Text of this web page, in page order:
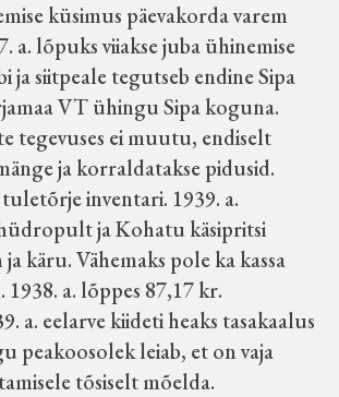
küsimus päevakorda varem
a. lõpuks viiakse juba ühinemise
ja siitpeale tegutseb endine Sipa
VT ühingu Sipa koguna.
tegevuses ei muutu, endiselt
ja korraldatakse pidusid.
inventari. 1939. a.
ja Kohatu käsipritsi
käru. Vähemaks pole ka kassa
1938. a. lõppes 87,17 kr.
a. eelarve kiideti heaks tasakaalus
peakoosolek leiab, et on vaja
tõsiselt mõelda.